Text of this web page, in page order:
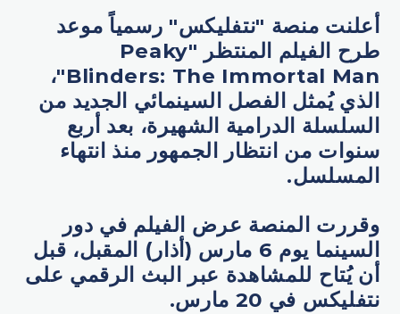
أعلنت منصة "نتفليكس" رسمياً موعد
طرح الفيلم المنتظر "Peaky
Blinders: The Immortal Man"،
الذي يُمثل الفصل السينمائي الجديد من
السلسلة الدرامية الشهيرة، بعد أربع
سنوات من انتظار الجمهور منذ انتهاء
المسلسل.
وقررت المنصة عرض الفيلم في دور
السينما يوم 6 مارس (أذار) المقبل، قبل
أن يُتاح للمشاهدة عبر البث الرقمي على
نتفليكس في 20 مارس.